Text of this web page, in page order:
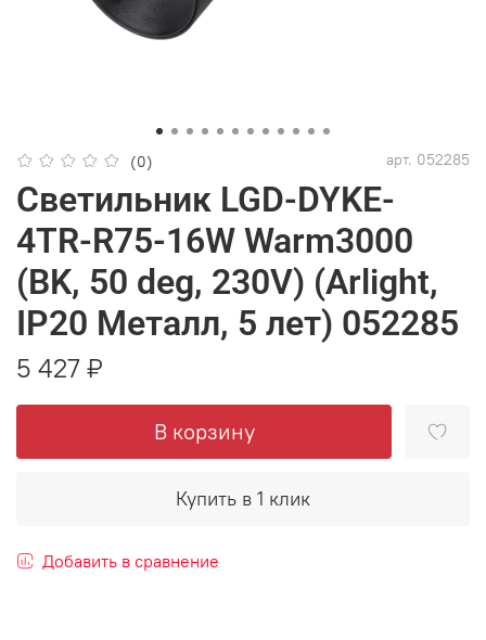
(0) арт. 052285
Светильник LGD-DYKE-
4TR-R75-16W Warm3000
(BK, 50 deg, 230V) (Arlight,
IP20 Металл, 5 лет) 052285
5 427 ₽
В корзину
Купить в 1 клик
Добавить в сравнение